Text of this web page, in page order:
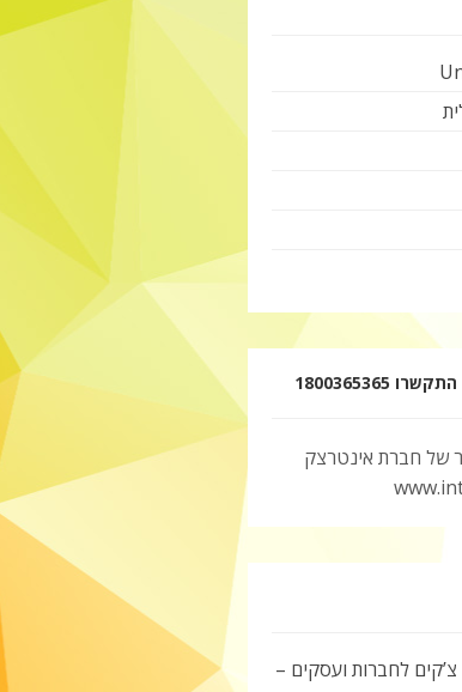
של חברת אינטרצק
לחברות ועסקים –